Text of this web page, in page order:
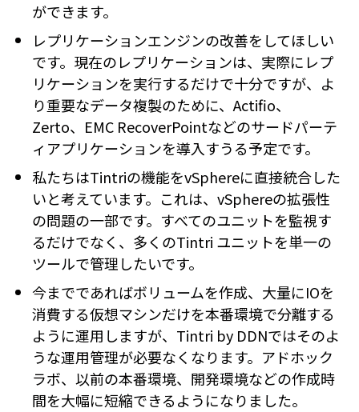
ができます。
レプリケーションエンジンの改善をしてほしい
です。現在のレプリケーションは、実際にレプ
リケーションを実行するだけで十分ですが、よ
り重要なデータ複製のために、Actifio、
Zerto、EMC RecoverPointなどのサードパーテ
ィアプリケーションを導入すうる予定です。
私たちはTintriの機能をvSphereに直接統合した
いと考えています。これは、vSphereの拡張性
の問題の一部です。すべてのユニットを監視す
るだけでなく、多くのTintri ユニットを単一の
ツールで管理したいです。
今までであればボリュームを作成、大量にIOを
消費する仮想マシンだけを本番環境で分離する
ように運用しますが、Tintri by DDNではそのよ
うな運用管理が必要なくなります。アドホック
ラボ、以前の本番環境、開発環境などの作成時
間を大幅に短縮できるようになりました。